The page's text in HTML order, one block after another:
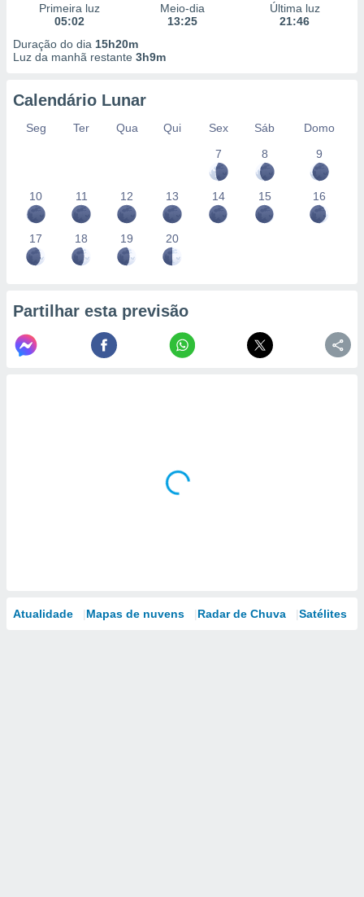
Primeira luz
05:02
Meio-dia
13:25
Última luz
21:46
Duração do dia 15h20m
Luz da manhã restante 3h9m
Calendário Lunar
Seg Ter Qua Qui Sex Sáb
Domo
7
8 9
10 11 12 13 14 15 16
17 18 19 20
Partilhar esta previsão
Atualidade Mapas de nuvens Radar de Chuva Satélites